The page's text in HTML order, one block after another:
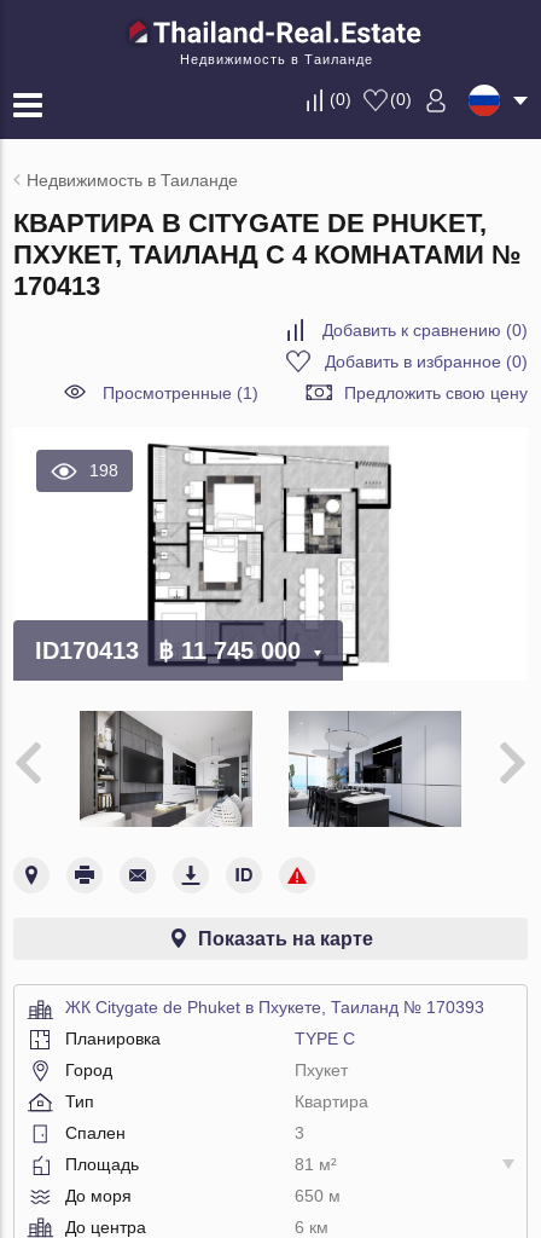
Недвижимость в Таиланде
(0) (0)
Недвижимость в Таиланде
КВАРТИРА В CITYGATE DE PHUKET,
ПХУКЕТ, ТАИЛАНД С 4 КОМНАТАМИ №
170413
Добавить к сравнению (0)
Добавить в избранное (0)
Просмотренные (1)
Предложить свою цену
198
ID170413 ฿ 11 745 000
Показать на карте
ЖК Citygate de Phuket в Пхукете, Таиланд № 170393
Планировка
TYPE C
Город
Пхукет
Тип
Квартира
Спален
3
Площадь
81 м²
До моря
650 м
До центра
6 км